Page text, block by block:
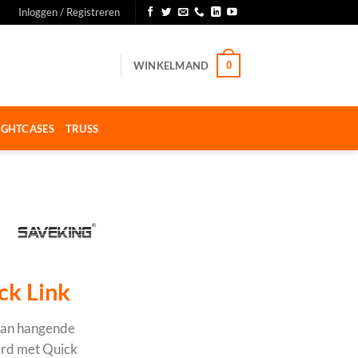
Inloggen / Registreren
WINKELMAND 0
TRUSS
Link
hangende
met Quick